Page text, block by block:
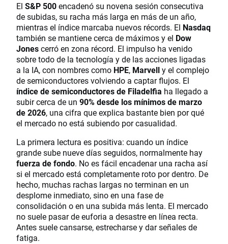
El S&P 500encadenó su novena sesión consecutiva
de subidas, su racha más larga en más de un año,
mientras el índice marcaba nuevos récords. El Nasdaq
también se mantiene cerca de máximos y el Dow
Jonescerró en zona récord. El impulso ha venido
sobre todo de la tecnología y de las acciones ligadas
a la IA, con nombres como HPE, Marvelly el complejo
de semiconductores volviendo a captar flujos. El
índice de semiconductores de Filadelfia ha llegado a
subir cerca de un 90% desde los mínimos de marzo
de 2026, una cifra que explica bastante bien por qué
el mercado no está subiendo por casualidad.
La primera lectura es positiva: cuando un índice
grande sube nueve días seguidos, normalmente hay
fuerza de fondo. No es fácil encadenar una racha así
si el mercado está completamente roto por dentro. De
hecho, muchas rachas largas no terminan en un
desplome inmediato, sino en una fase de
consolidación o en una subida más lenta. El mercado
no suele pasar de euforia a desastre en línea recta.
Antes suele cansarse, estrecharse y dar señales de
fatiga.